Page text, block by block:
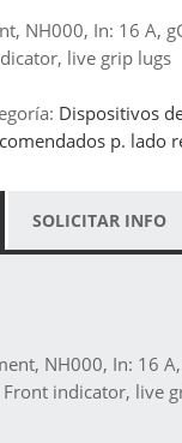
NH000, In: 16 A,
live grip lugs
Dispositivos
p. lado
SOLICITAR INFO
NH000, In: 16
Front indicator, live